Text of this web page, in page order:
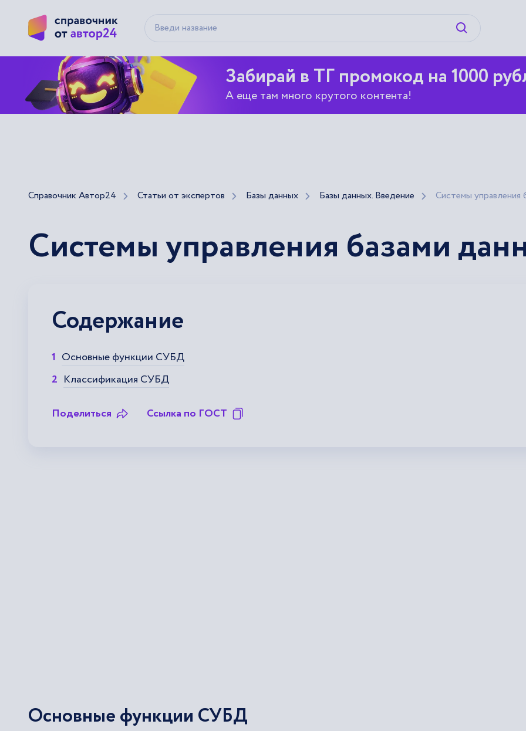
Искать
Забирай в ТГ промокод на 1000
А еще там много крутого контента!
Справочник Автор24 Статьи от экспертов Базы данных Базы данных. Введение Системы управления
Системы управления базами
Содержание
Основные функции СУБД
Классификация СУБД
Поделиться Ссылка по ГОСТ
Основные функции СУБД